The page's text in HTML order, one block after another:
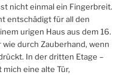
nicht einmal ein Fingerbreit.
entschädigt für all den
urigen Haus aus dem 16.
durch Zauberhand, wenn
In der dritten Etage –
eine alte Tür,